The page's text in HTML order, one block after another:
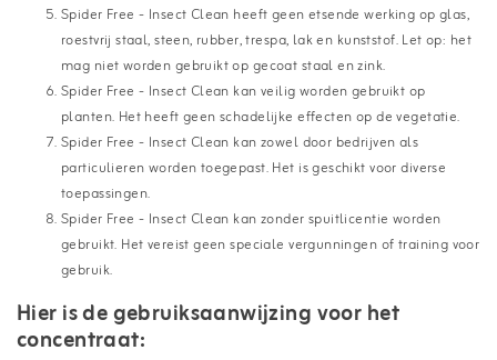
Spider Free - Insect Clean heeft geen etsende werking op glas,
roestvrij staal, steen, rubber, trespa, lak en kunststof. Let op: het
mag niet worden gebruikt op gecoat staal en zink.
Spider Free - Insect Clean kan veilig worden gebruikt op
planten. Het heeft geen schadelijke effecten op de vegetatie.
Spider Free - Insect Clean kan zowel door bedrijven als
particulieren worden toegepast. Het is geschikt voor diverse
toepassingen.
Spider Free - Insect Clean kan zonder spuitlicentie worden
gebruikt. Het vereist geen speciale vergunningen of training voor
gebruik.
Hier is de gebruiksaanwijzing voor het
concentraat: